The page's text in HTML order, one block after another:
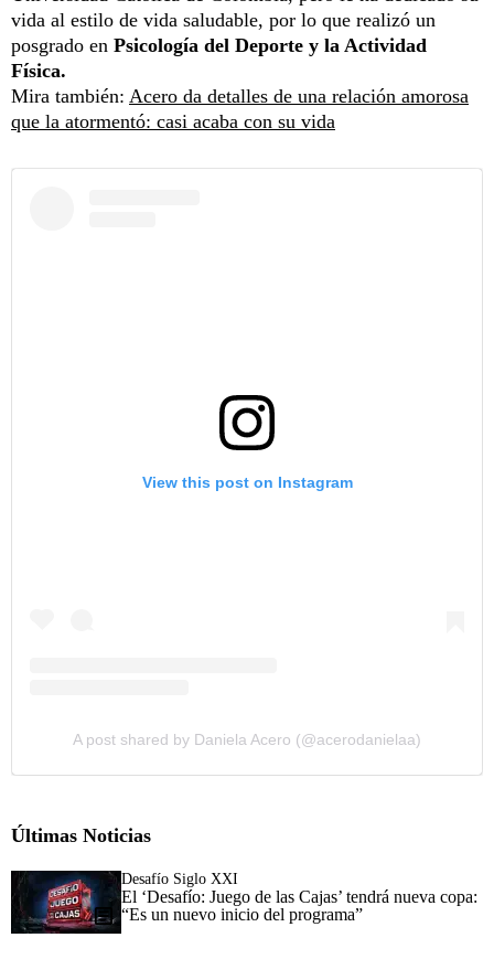
vida al estilo de vida saludable, por lo que realizó un
posgrado en Psicología del Deporte y la Actividad
Física.
Mira también: Acero da detalles de una relación amorosa
que la atormentó: casi acaba con su vida
View this post on Instagram
A post shared by Daniela Acero (@acerodanielaa)
Últimas Noticias
Desafío Siglo XXI
El ‘Desafío: Juego de las Cajas’ tendrá nueva copa:
“Es un nuevo inicio del programa”